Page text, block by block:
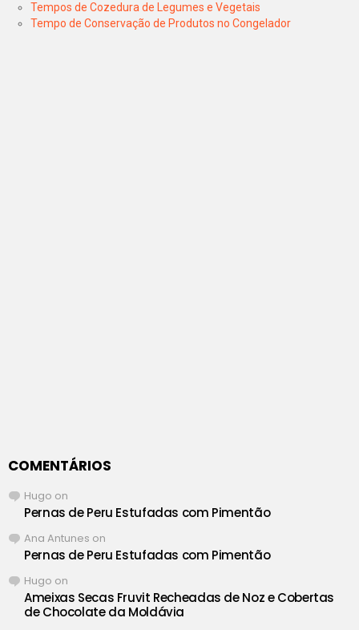
Tempos de Cozedura de Legumes e Vegetais
Tempo de Conservação de Produtos no Congelador
COMENTÁRIOS
Hugo on
Pernas de Peru Estufadas com Pimentão
Ana Antunes on
Pernas de Peru Estufadas com Pimentão
Hugo on
Ameixas Secas Fruvit Recheadas de Noz e Cobertas
de Chocolate da Moldávia